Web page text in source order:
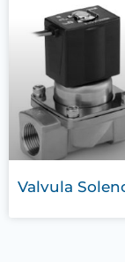
Valvula